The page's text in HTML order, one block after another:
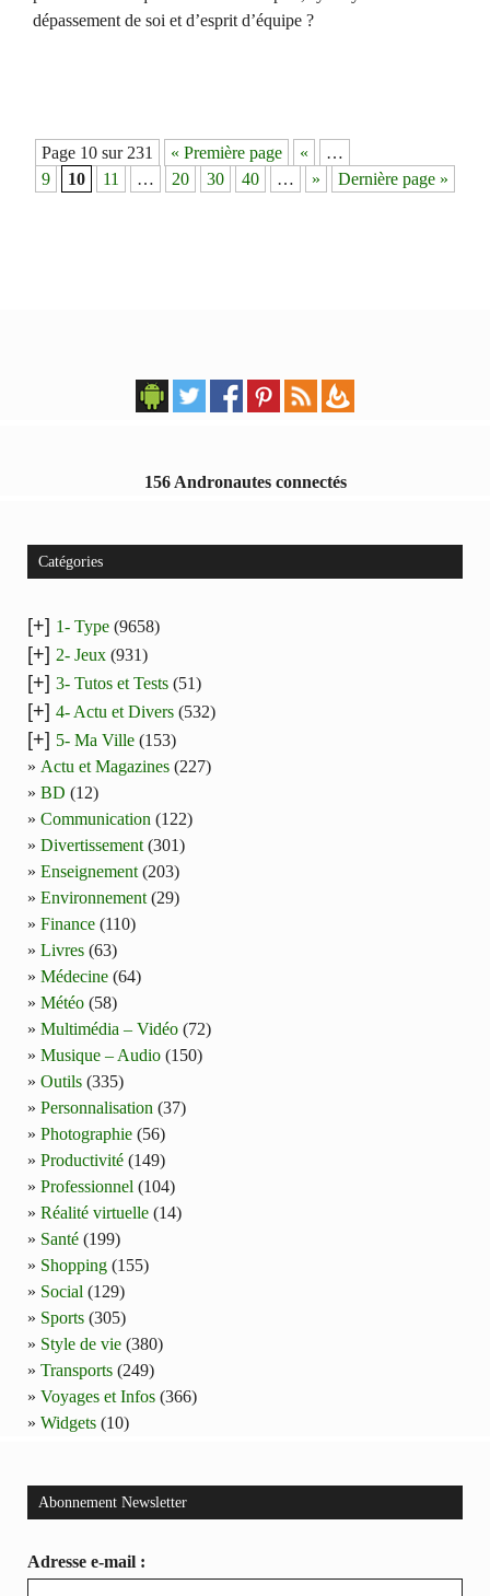
dépassement de soi et d’esprit d’équipe ?
Navigation
des
Page 10 sur 231 « Première page «
…
9
10 11 … 20 30 40 … » Dernière page »
156 Andronautes connectés
Catégories
[+] 1- Type (9658)
[+] 2- Jeux (931)
[+] 3- Tutos et Tests (51)
[+] 4- Actu et Divers (532)
[+] 5- Ma Ville (153)
Actu et Magazines (227)
BD (12)
Communication (122)
Divertissement (301)
Enseignement (203)
Environnement (29)
Finance (110)
Livres (63)
Médecine (64)
Météo (58)
Multimédia – Vidéo (72)
Musique – Audio (150)
Outils (335)
Personnalisation (37)
Photographie (56)
Productivité (149)
Professionnel (104)
Réalité virtuelle (14)
Santé (199)
Shopping (155)
Social (129)
Sports (305)
Style de vie (380)
Transports (249)
Voyages et Infos (366)
Widgets (10)
Abonnement Newsletter
Adresse e-mail :